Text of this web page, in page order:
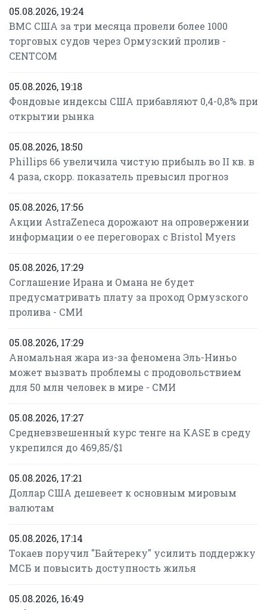
05.08.2026, 19:24
ВМС США за три месяца провели более 1000
торговых судов через Ормузский пролив -
CENTCOM
05.08.2026, 19:18
Фондовые индексы США прибавляют 0,4-0,8% при
открытии рынка
05.08.2026, 18:50
Phillips 66 увеличила чистую прибыль во II кв. в
4 раза, скорр. показатель превысил прогноз
05.08.2026, 17:56
Акции AstraZeneca дорожают на опровержении
информации о ее переговорах с Bristol Myers
05.08.2026, 17:29
Соглашение Ирана и Омана не будет
предусматривать плату за проход Ормузского
пролива - СМИ
05.08.2026, 17:29
Аномальная жара из-за феномена Эль-Ниньо
может вызвать проблемы с продовольствием
для 50 млн человек в мире - СМИ
05.08.2026, 17:27
Средневзвешенный курс тенге на KASE в среду
укрепился до 469,85/$1
05.08.2026, 17:21
Доллар США дешевеет к основным мировым
валютам
05.08.2026, 17:14
Токаев поручил "Байтереку" усилить поддержку
МСБ и повысить доступность жилья
05.08.2026, 16:49